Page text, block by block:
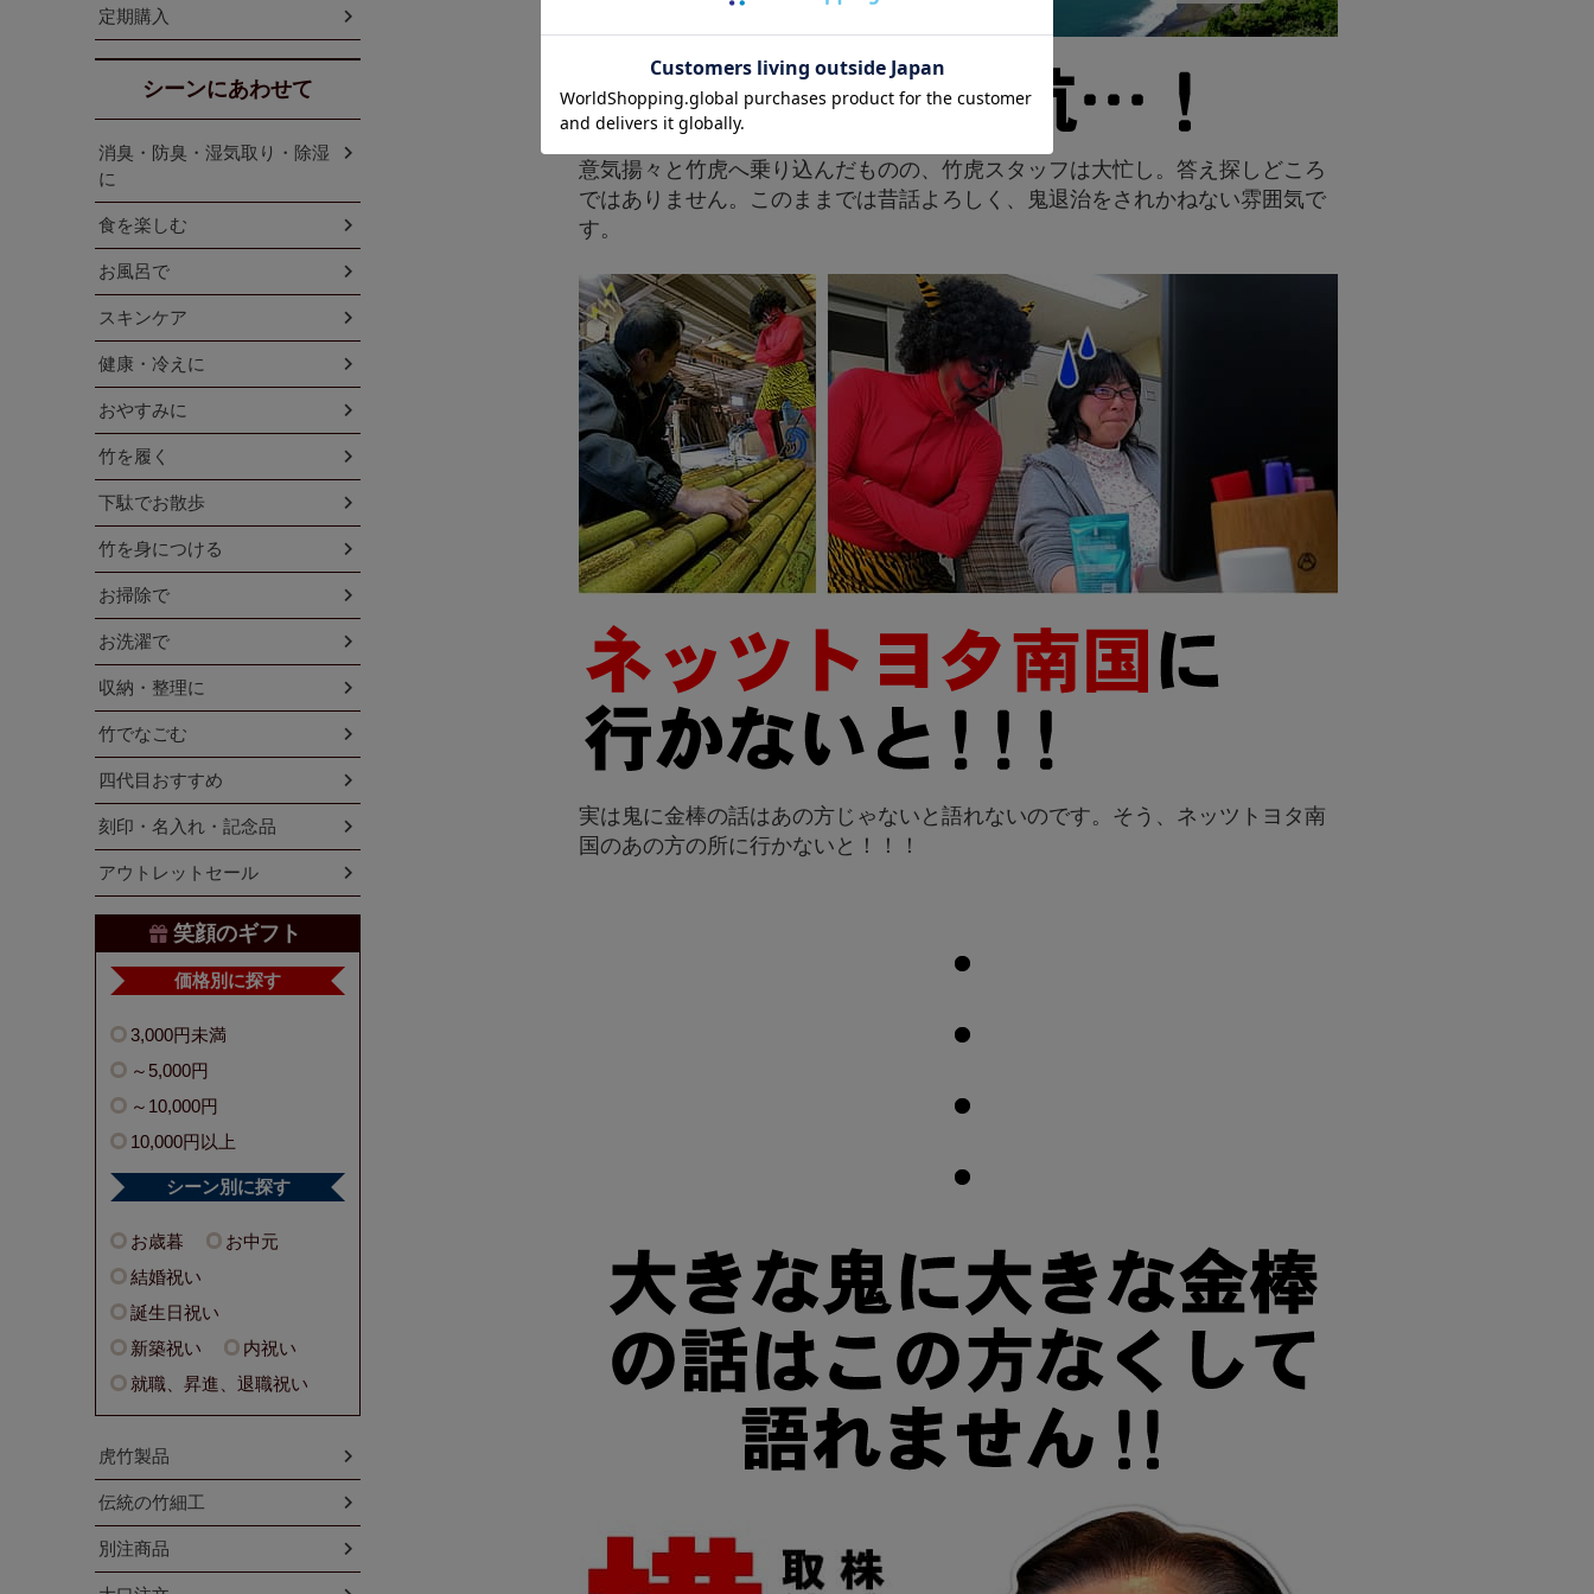
意気揚々と竹虎へ乗り込んだものの、竹虎スタッフは大忙し。答え探しどころ
ではありません。このままでは昔話よろしく、鬼退治をされかねない雰囲気で
す。
実は鬼に金棒の話はあの方じゃないと語れないのです。そう、ネッツトヨタ南
国のあの方の所に行かないと！！！
定期購入
シーンにあわせて
消臭・防臭・湿気取り・除湿
に
食を楽しむ
お風呂で
スキンケア
健康・冷えに
おやすみに
竹を履く
下駄でお散歩
竹を身につける
お掃除で
お洗濯で
収納・整理に
竹でなごむ
四代目おすすめ
刻印・名入れ・記念品
アウトレットセール
笑顔のギフト
価格別に探す
3,000円未満
～5,000円
～10,000円
10,000円以上
シーン別に探す
お歳暮
お中元
結婚祝い
誕生日祝い
新築祝い
内祝い
就職、昇進、退職祝い
虎竹製品
伝統の竹細工
別注商品